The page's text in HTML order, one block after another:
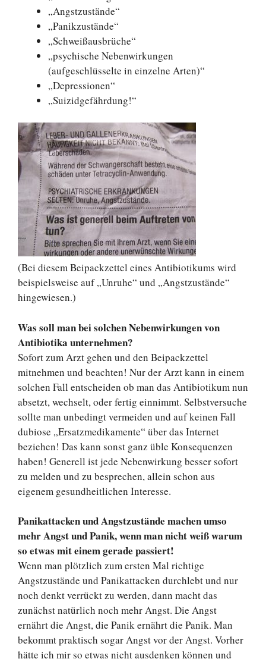
„Angstzustände“
„Panikzustände“
„Schweißausbrüche“
„psychische Nebenwirkungen
(aufgeschlüsselte in einzelne Arten)“
„Depressionen“
„Suizidgefährdung!“
(Bei diesem Beipackzettel eines Antibiotikums wird
beispielsweise auf „Unruhe“ und „Angstzustände“
hingewiesen.)
Was soll man bei solchen Nebenwirkungen von
Antibiotika unternehmen?
Sofort zum Arzt gehen und den Beipackzettel
mitnehmen und beachten! Nur der Arzt kann in einem
solchen Fall entscheiden ob man das Antibiotikum nun
absetzt, wechselt, oder fertig einnimmt. Selbstversuche
sollte man unbedingt vermeiden und auf keinen Fall
dubiose „Ersatzmedikamente“ über das Internet
beziehen! Das kann sonst ganz üble Konsequenzen
haben! Generell ist jede Nebenwirkung besser sofort
zu melden und zu besprechen, allein schon aus
eigenem gesundheitlichen Interesse.
Panikattacken und Angstzustände machen umso
mehr Angst und Panik, wenn man nicht weiß warum
so etwas mit einem gerade passiert!
Wenn man plötzlich zum ersten Mal richtige
Angstzustände und Panikattacken durchlebt und nur
noch denkt verrückt zu werden, dann macht das
zunächst natürlich noch mehr Angst. Die Angst
ernährt die Angst, die Panik ernährt die Panik. Man
bekommt praktisch sogar Angst vor der Angst. Vorher
hätte ich mir so etwas nicht ausdenken können und